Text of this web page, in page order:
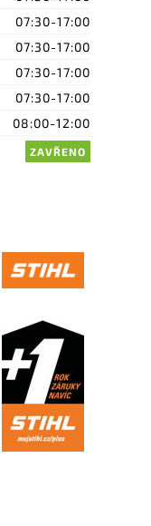
07:30-17:00
07:30-17:00
07:30-17:00
07:30-17:00
08:00-12:00
ZAVŘENO